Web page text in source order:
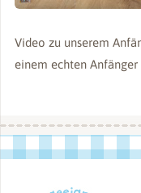
Video zu unserem
einem echten